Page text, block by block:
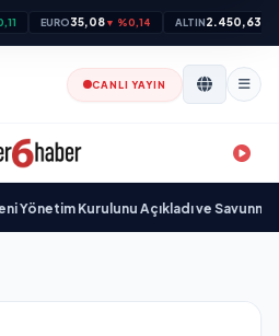
EURO35,08▼ %0,14 ALTIN2.450,63
CANLI YAYIN
Kurulunu Açıkladı ve Savunma